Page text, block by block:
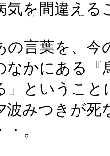
気を間違え
の言葉を、
なかにある
」ということ
波みつきが
。